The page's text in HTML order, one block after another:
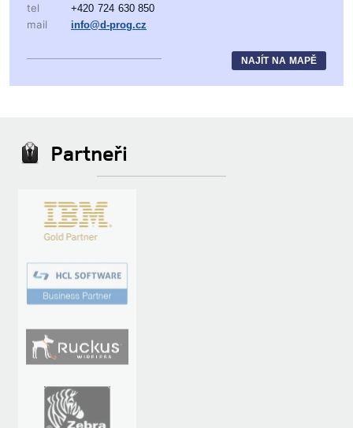
tel +420 724 630 850
mail info@d-prog.cz
NAJÍT NA MAPĚ
Partneři